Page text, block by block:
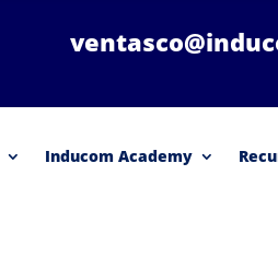
Inducom Academy